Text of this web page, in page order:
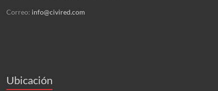
Correo: info@civired.com
Ubicación